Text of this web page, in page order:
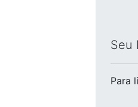
Seu
Para